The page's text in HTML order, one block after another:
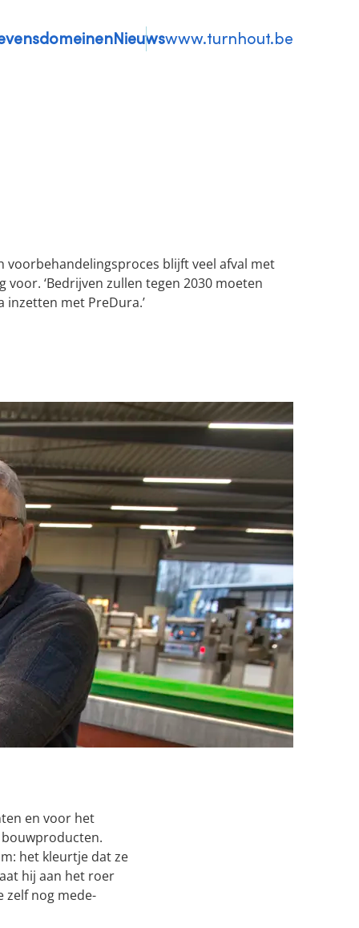
Nieuwswww.turnhout.be
voorbehandelingsproces blijft veel afval met
‘Bedrijven zullen tegen 2030 moeten
met PreDura.’
en voor het
het kleurtje dat ze
hij aan het roer
zelf nog mede-